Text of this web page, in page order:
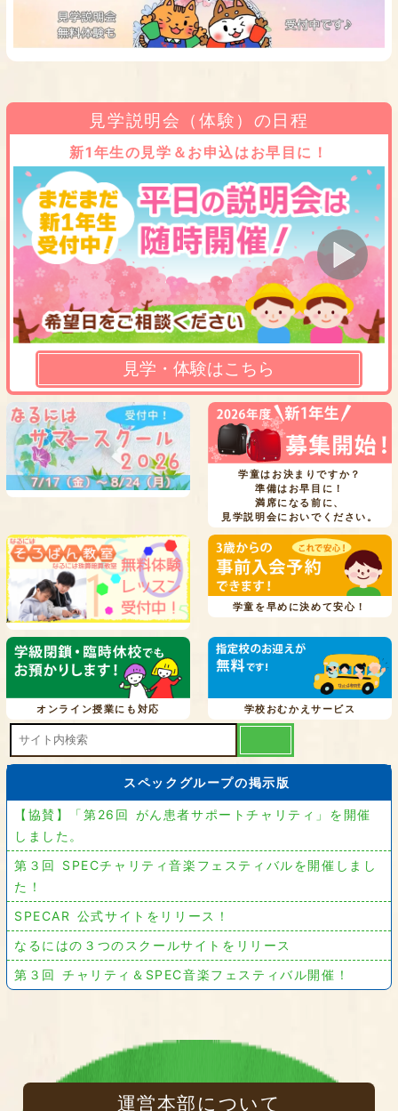
見学説明会（体験）の日程
新1年生の見学＆お申込はお早目に！
見学・体験はこちら
学童はお決まりですか？
準備はお早目に！
満席になる前に、
見学説明会においでください。
学童を早めに決めて安心！
オンライン授業にも対応 学校おむかえサービス
スペックグループの掲示版
【協賛】「第26回 がん患者サポートチャリティ」を開催
しました。
第３回 SPECチャリティ音楽フェスティバルを開催しまし
た！
SPECAR 公式サイトをリリース！
なるにはの３つのスクールサイトをリリース
第３回 チャリティ＆SPEC音楽フェスティバル開催！
運営本部について